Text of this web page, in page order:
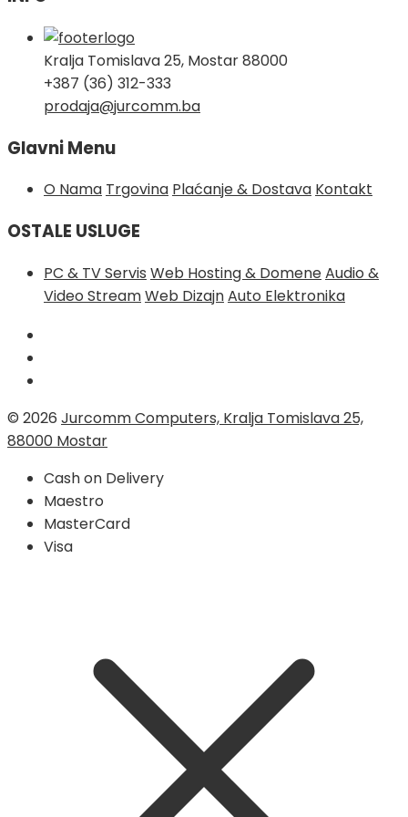
Kralja Tomislava 25, Mostar 88000
+387 (36) 312-333
prodaja@jurcomm.ba
Glavni Menu
O Nama Trgovina Plaćanje & Dostava Kontakt
OSTALE USLUGE
PC & TV Servis Web Hosting & DomeneAudio &
Video StreamWeb DizajnAuto Elektronika
© 2026 Jurcomm Computers, Kralja Tomislava 25,
88000 Mostar
Cash on Delivery
Maestro
MasterCard
Visa